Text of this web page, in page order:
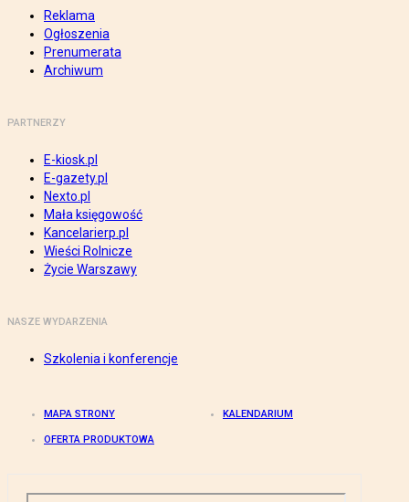
Reklama
Ogłoszenia
Prenumerata
Archiwum
PARTNERZY
E-kiosk.pl
E-gazety.pl
Nexto.pl
Mała księgowość
Kancelarierp.pl
Wieści Rolnicze
Życie Warszawy
NASZE WYDARZENIA
Szkolenia i konferencje
MAPA STRONY KALENDARIUM
OFERTA PRODUKTOWA